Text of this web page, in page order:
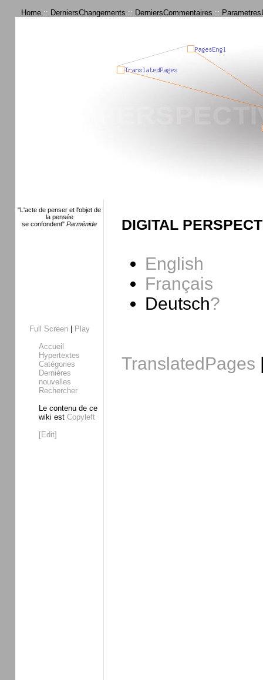
Home :: DerniersChangements :: DerniersCommentaires ::
"L'acte de penser et l'objet de
la pensée
se confondent" Parménide
Full Screen|
Play
Accueil
Hypertextes
Catégories
Dernières
nouvelles
Rechercher
Le contenu de ce
wiki est Copyleft
[Edit]
DIGITAL
English
Français
Deutsch?
TranslatedPages